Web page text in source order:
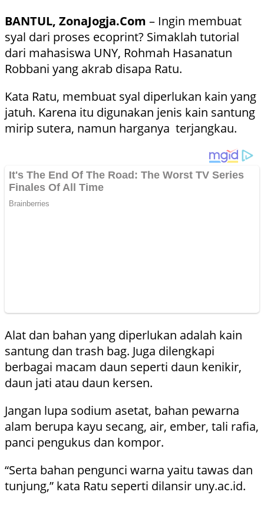
BANTUL, ZonaJogja.Com – Ingin membuat
syal dari proses ecoprint? Simaklah tutorial
dari mahasiswa UNY, Rohmah Hasanatun
Robbani yang akrab disapa Ratu.
Kata Ratu, membuat syal diperlukan kain yang
jatuh. Karena itu digunakan jenis kain santung
mirip sutera, namun harganya terjangkau.
Alat dan bahan yang diperlukan adalah kain
santung dan trash bag. Juga dilengkapi
berbagai macam daun seperti daun kenikir,
daun jati atau daun kersen.
Jangan lupa sodium asetat, bahan pewarna
alam berupa kayu secang, air, ember, tali rafia,
panci pengukus dan kompor.
“Serta bahan pengunci warna yaitu tawas dan
tunjung,” kata Ratu seperti dilansir uny.ac.id.